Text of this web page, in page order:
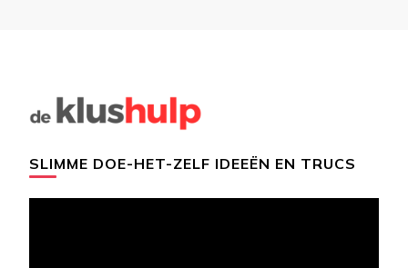
SLIMME DOE-HET-ZELF IDEEËN EN TRUCS